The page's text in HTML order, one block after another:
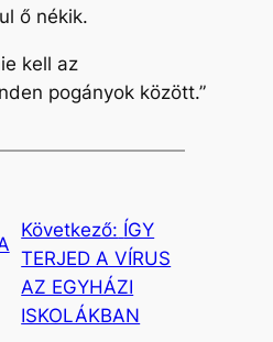
ő nékik.
kell az
pogányok között.”
Következő: ÍGY
TERJED A VÍRUS
AZ EGYHÁZI
ISKOLÁKBAN